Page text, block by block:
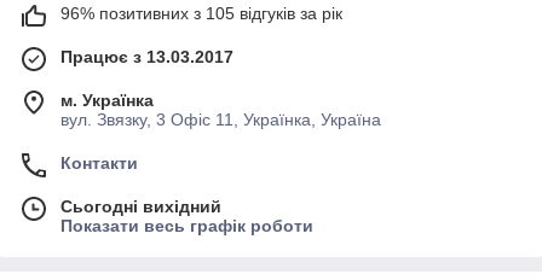
96% позитивних з 105 відгуків за рік
Працює з 13.03.2017
м. Українка
вул. Звязку, 3 Офіс 11, Українка, Україна
Контакти
Сьогодні вихідний
Показати весь графік роботи